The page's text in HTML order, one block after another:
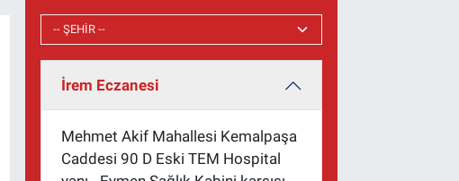
İrem Eczanesi
Mehmet Akif Mahallesi Kemalpaşa
Caddesi 90 D Eski TEM Hospital